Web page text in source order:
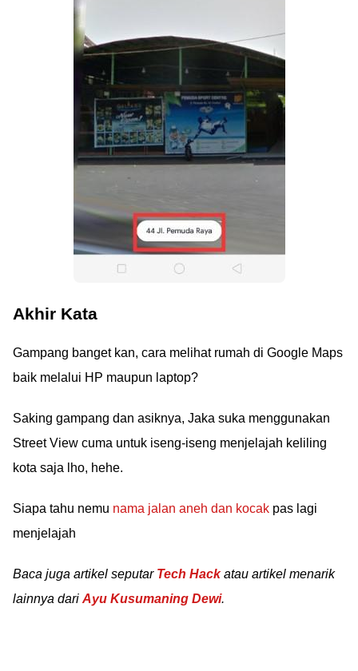
Akhir Kata
Gampang banget kan, cara melihat rumah di Google Maps
baik melalui HP maupun laptop?
Saking gampang dan asiknya, Jaka suka menggunakan
Street View cuma untuk iseng-iseng menjelajah keliling
kota saja lho, hehe.
Siapa tahu nemu nama jalan aneh dan kocak pas lagi
menjelajah
Baca juga artikel seputar Tech Hackatau artikel menarik
lainnya dari Ayu Kusumaning Dewi.